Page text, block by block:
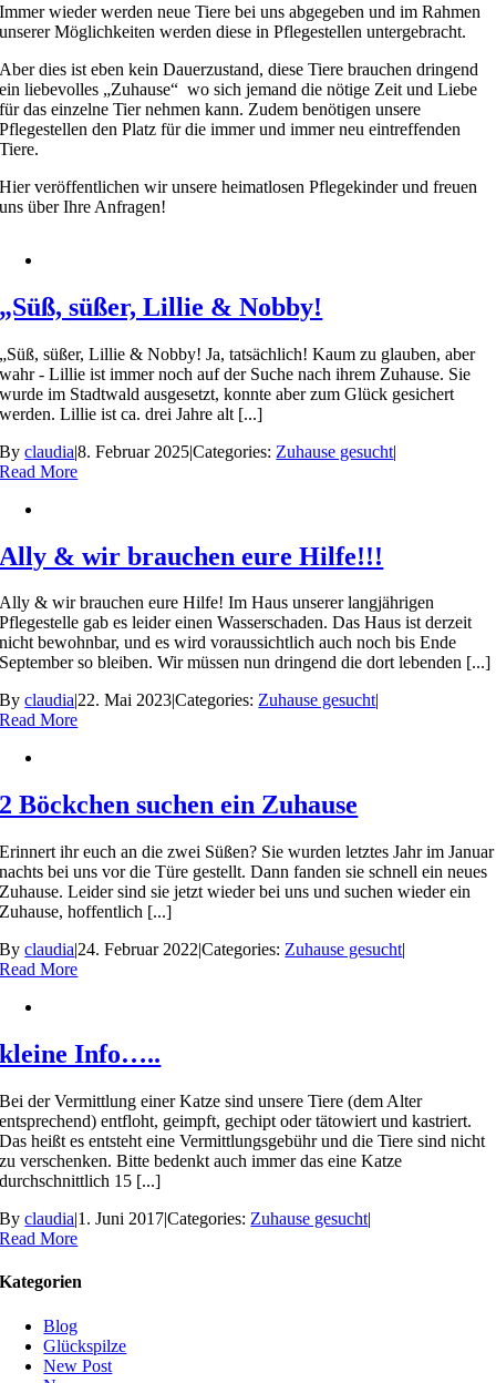
Immer wieder werden neue Tiere bei uns abgegeben und im Rahmen
unserer Möglichkeiten werden diese in Pflegestellen untergebracht.
Aber dies ist eben kein Dauerzustand, diese Tiere brauchen dringend
ein liebevolles „Zuhause“ wo sich jemand die nötige Zeit und Liebe
für das einzelne Tier nehmen kann. Zudem benötigen unsere
Pflegestellen den Platz für die immer und immer neu eintreffenden
Tiere.
Hier veröffentlichen wir unsere heimatlosen Pflegekinder und freuen
uns über Ihre Anfragen!
„Süß, süßer, Lillie & Nobby!
„Süß, süßer, Lillie & Nobby! Ja, tatsächlich! Kaum zu glauben, aber
wahr - Lillie ist immer noch auf der Suche nach ihrem Zuhause. Sie
wurde im Stadtwald ausgesetzt, konnte aber zum Glück gesichert
werden. Lillie ist ca. drei Jahre alt [...]
Byclaudia|8. Februar 2025|Categories: Zuhause gesucht|
Read More
Ally & wir brauchen eure Hilfe!!!
Ally & wir brauchen eure Hilfe! Im Haus unserer langjährigen
Pflegestelle gab es leider einen Wasserschaden. Das Haus ist derzeit
nicht bewohnbar, und es wird voraussichtlich auch noch bis Ende
September so bleiben. Wir müssen nun dringend die dort lebenden [...]
Byclaudia|22. Mai 2023|Categories:Zuhause gesucht|
Read More
2 Böckchen suchen ein Zuhause
Erinnert ihr euch an die zwei Süßen? Sie wurden letztes Jahr im Januar
nachts bei uns vor die Türe gestellt. Dann fanden sie schnell ein neues
Zuhause. Leider sind sie jetzt wieder bei uns und suchen wieder ein
Zuhause, hoffentlich [...]
Byclaudia|24. Februar 2022|Categories: Zuhause gesucht|
Read More
kleine Info…..
Bei der Vermittlung einer Katze sind unsere Tiere (dem Alter
entsprechend) entfloht, geimpft, gechipt oder tätowiert und kastriert.
Das heißt es entsteht eine Vermittlungsgebühr und die Tiere sind nicht
zu verschenken. Bitte bedenkt auch immer das eine Katze
durchschnittlich 15 [...]
Byclaudia|1. Juni 2017|Categories: Zuhause gesucht|
Read More
Kategorien
Blog
Glückspilze
New Post